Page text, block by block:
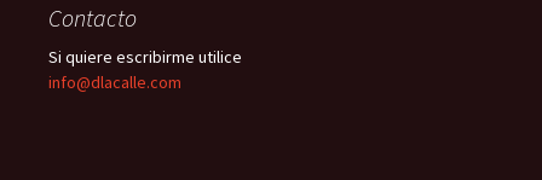
Contacto
Si quiere escribirme utilice
info@dlacalle.com